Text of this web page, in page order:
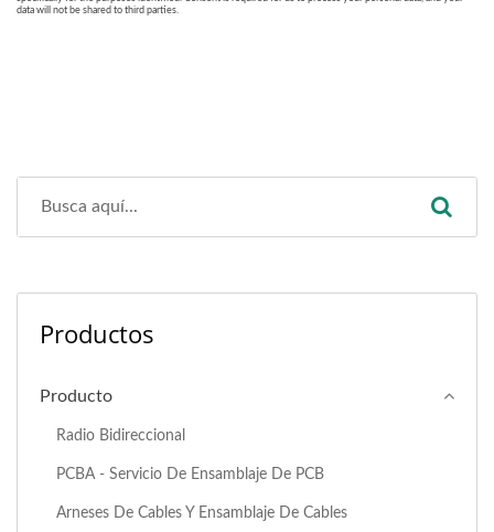
Productos
Producto
Radio Bidireccional
PCBA - Servicio De Ensamblaje De PCB
Arneses De Cables Y Ensamblaje De Cables